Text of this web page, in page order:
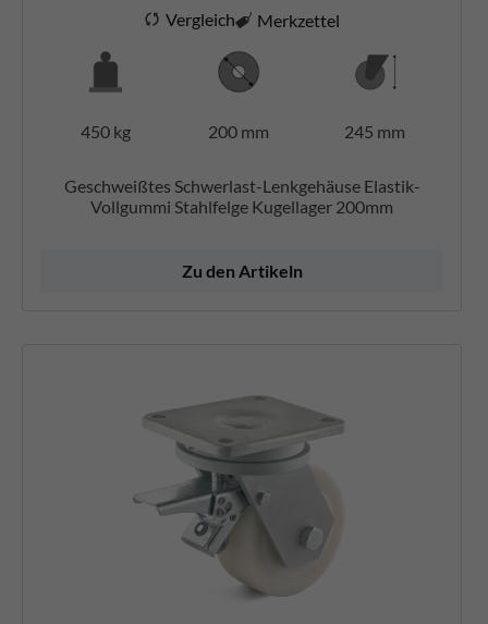
Vergleich Merkzettel
450 kg 200 mm 245 mm
Geschweißtes Schwerlast-Lenkgehäuse Elastik-
Vollgummi Stahlfelge Kugellager 200mm
Zu den Artikeln